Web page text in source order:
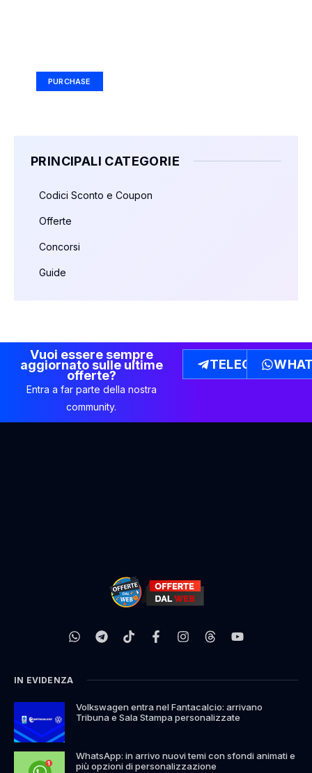
PURCHASE
PRINCIPALI CATEGORIE
Codici Sconto e Coupon
Offerte
Concorsi
Guide
Vuoi essere sempre
aggiornato sulle ultime
offerte?
Entra a far parte della nostra
community.
TELEGRAM
IN EVIDENZA
Volkswagen entra nel Fantacalcio: arrivano
Tribuna e Sala Stampa personalizzate
WhatsApp: in arrivo nuovi temi con sfondi animati e
più opzioni di personalizzazione